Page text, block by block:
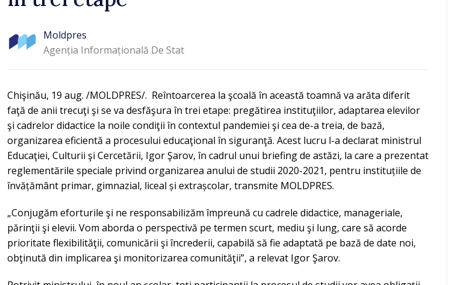
Moldpres
Agenția Informațională De Stat
Chişinău, 19 aug. /MOLDPRES/. Reîntoarcerea la şcoală în această toamnă va arăta diferit
faţă de anii trecuţi şi se va desfăşura în trei etape: pregătirea instituţiilor, adaptarea elevilor
şi cadrelor didactice la noile condiţii în contextul pandemiei şi cea de-a treia, de bază,
organizarea eficientă a procesului educaţional în siguranţă. Acest lucru l-a declarat ministrul
Educaţiei, Culturii şi Cercetării, Igor Şarov, în cadrul unui briefing de astăzi, la care a prezentat
reglementările speciale privind organizarea anului de studii 2020-2021, pentru instituțiile de
învățământ primar, gimnazial, liceal și extrașcolar, transmite MOLDPRES.
„Conjugăm eforturile şi ne responsabilizăm împreună cu cadrele didactice, manageriale,
părinţii şi elevii. Vom aborda o perspectivă pe termen scurt, mediu şi lung, care să acorde
prioritate flexibilităţii, comunicării şi încrederii, capabilă să fie adaptată pe bază de date noi,
obţinută din implicarea şi monitorizarea comunităţii”, a relevat Igor Şarov.